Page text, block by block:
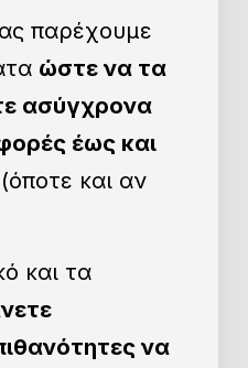
παρέχουμε
ώστε να τα
ασύγχρονα
έως και
(όποτε και αν
και τα
να